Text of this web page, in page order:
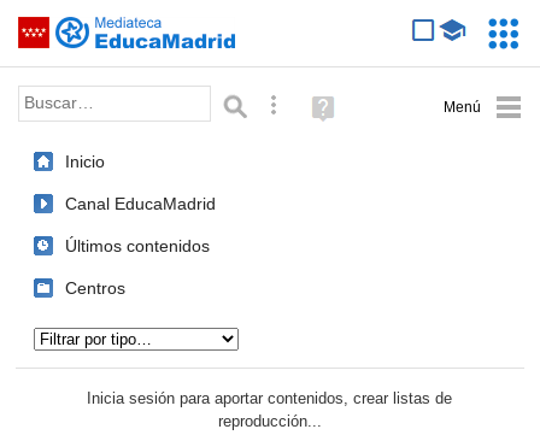
Saltar navegación
Palabra o frase: Búsqueda avanzada
Ayuda
(en
Inicio
Canal EducaMadrid
Últimos contenidos
Centros
Inicia sesión para aportar contenidos, crear listas de
reproducción...